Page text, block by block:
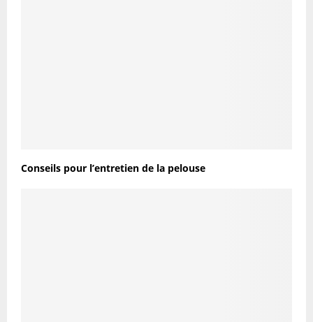
Conseils pour l’entretien de la pelouse